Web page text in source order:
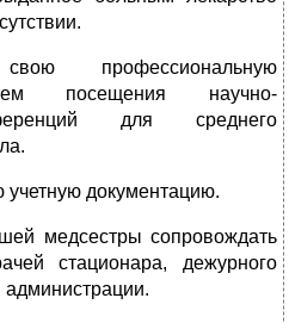
профессиональную
посещения научно-
для среднего
документацию.
медсестры сопровождать
стационара, дежурного
администрации.